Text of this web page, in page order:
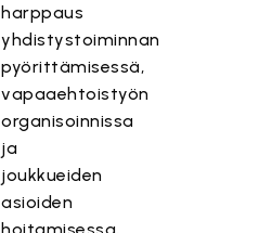
harppaus
yhdistystoiminnan
pyörittämisessä,
vapaaehtoistyön
organisoinnissa
ja
joukkueiden
asioiden